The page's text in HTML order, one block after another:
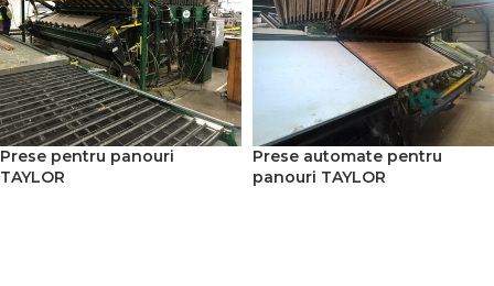
Prese pentru panouri
TAYLOR
Prese automate pentru
panouri TAYLOR